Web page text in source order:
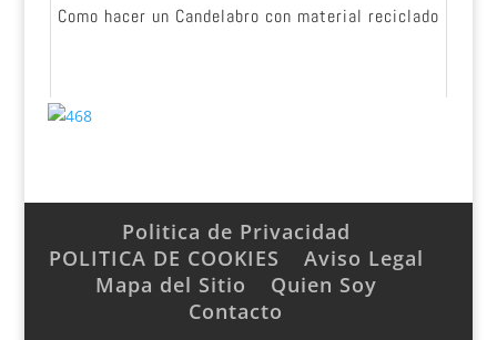
Como hacer un Candelabro con material reciclado
Politica de Privacidad
POLITICA DE COOKIES
Aviso Legal
Mapa del Sitio
Quien Soy
Contacto